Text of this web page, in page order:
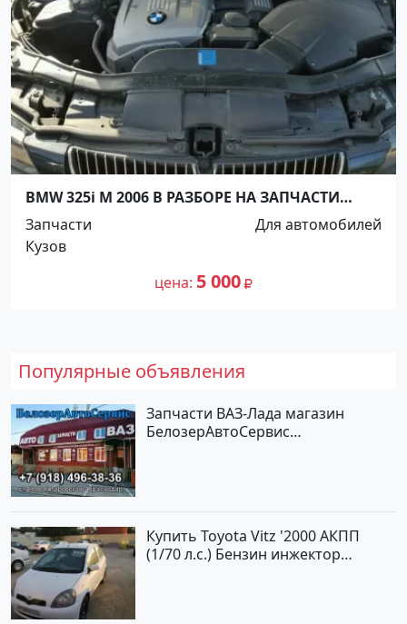
BMW 325i M 2006 В РАЗБОРЕ НА ЗАПЧАСТИ
КРАСНОДАР Краснодар
Запчасти
Для автомобилей
Кузов
цена 5 000
Популярные объявления
Запчасти ВАЗ-Лада магазин
БелозерАвтоСервис
Купить Toyota Vitz '2000 АКПП
(1/70 л.с.) Бензин инжектор